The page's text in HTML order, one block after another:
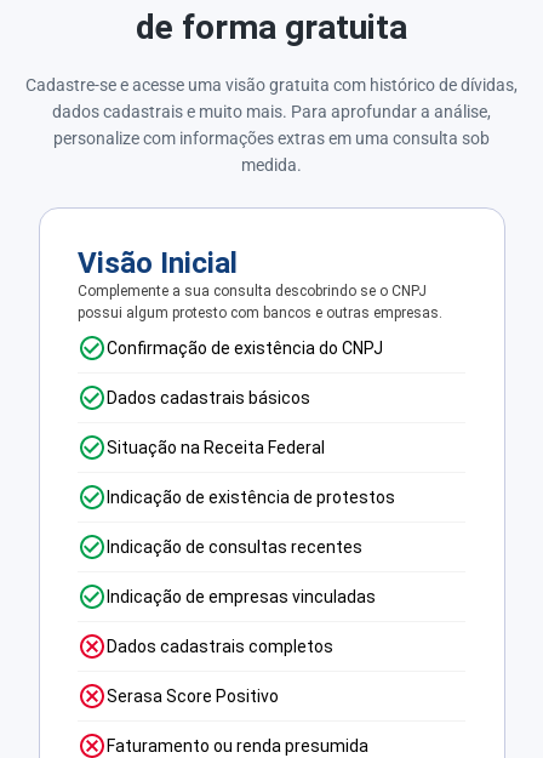
de forma gratuita
Cadastre-se e acesse uma visão gratuita com histórico de dívidas,
dados cadastrais e muito mais. Para aprofundar a análise,
personalize com informações extras em uma consulta sob
medida.
Visão Inicial
Complemente a sua consulta descobrindo se o CNPJ
possui algum protesto com bancos e outras empresas.
Confirmação de existência do CNPJ
Dados cadastrais básicos
Situação na Receita Federal
Indicação de existência de protestos
Indicação de consultas recentes
Indicação de empresas vinculadas
Dados cadastrais completos
Serasa Score Positivo
Faturamento ou renda presumida